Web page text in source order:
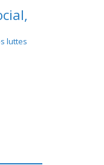
luttes